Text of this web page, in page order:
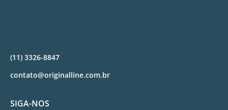
(11) 3326-8847
contato@originalline.com.br
SIGA-NOS